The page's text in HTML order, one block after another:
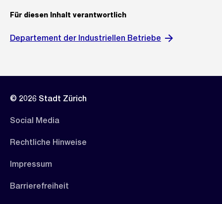
Für diesen Inhalt verantwortlich
Departement der Industriellen Betriebe
© 2026 Stadt Zürich
Social Media
Rechtliche Hinweise
Impressum
Barrierefreiheit